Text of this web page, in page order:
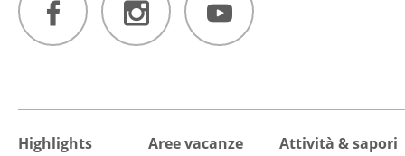
Highlights Aree vacanze Attività & sapori